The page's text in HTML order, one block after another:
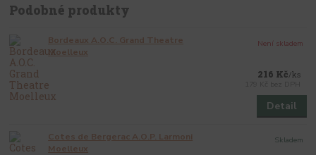
Podobné produkty
Bordeaux A.O.C. Grand Theatre
Moelleux
216 Kč/ks
Není skladem
Detail
Cotes de Bergerac A.O.P. Larmoni
Moelleux
Skladem